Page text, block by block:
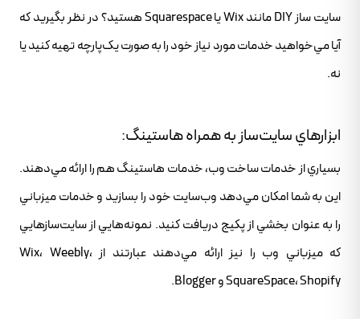
سايت ساز DIY مانند Wix يا Squarespace هستيد؟ در نظر بگيريد که
آيا مي‌خواهيد خدمات مورد نياز خود را به صورت يک‌پارچه تهيه کنيد يا
نه.
ابزارهاي سايت‌ساز به همراه هاستينگ:
بسياري از خدمات ساخت وب، خدمات هاستينگ هم را ارائه مي‌دهند.
اين به شما امکان مي‌دهد وب‌سايت خود را بسازيد و خدمات ميزباني
را به عنوان بخشي از پکيج دريافت کنيد. نمونه‌هايي از سايت‌سازهايي
که ميزباني وب را نيز ارائه مي‌دهند عبارتند از Wix، Weebly،
SquareSpace، Shopify و Blogger.